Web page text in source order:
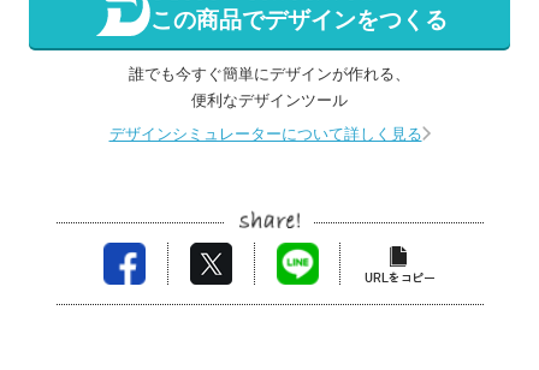
この商品でデザインをつくる
誰でも今すぐ簡単にデザインが作れる、
便利なデザインツール
デザインシミュレーターについて詳しく見る